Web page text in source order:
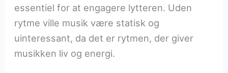
essentiel for at engagere lytteren. Uden
rytme ville musik være statisk og
uinteressant, da det er rytmen, der giver
musikken liv og energi.